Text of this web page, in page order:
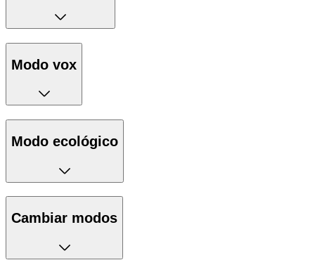
Modo vox
Modo ecológico
Cambiar modos